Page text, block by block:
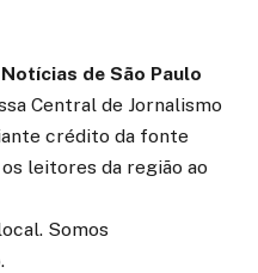
de São Paulo
Central de Jornalismo
crédito da fonte
leitores da região ao
Somos